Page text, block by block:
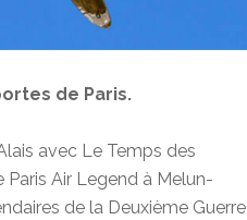
de Paris.
avec Le Temps des
Air Legend à Melun-
de la Deuxième Guerre